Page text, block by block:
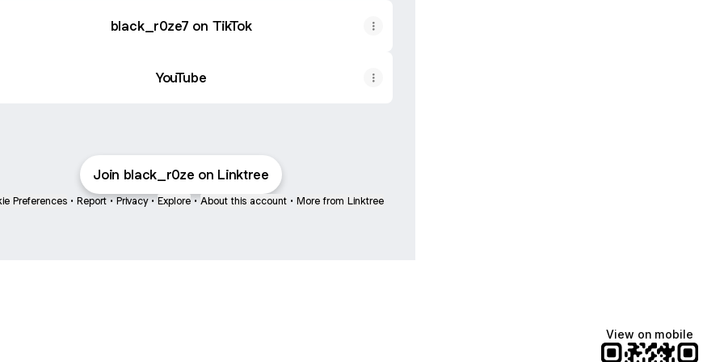
black_r0ze7 on TikTok
YouTube
Join black_r0ze on Linktree
Preferences • Report • Privacy • Explore • About this account • More from Linktree
View on mobile